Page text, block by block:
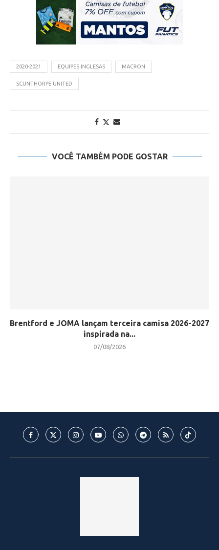
2020-2021 EQUIPES INGLESAS MACRON
SCUNTHORPE UNITED
VOCÊ TAMBÉM PODE GOSTAR
Brentford e JOMA lançam terceira camisa 2026-2027
inspirada na...
07/08/2026